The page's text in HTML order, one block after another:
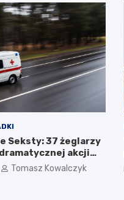
Seksty: 37 żeglarzy
akcji
Tomasz Kowalczyk